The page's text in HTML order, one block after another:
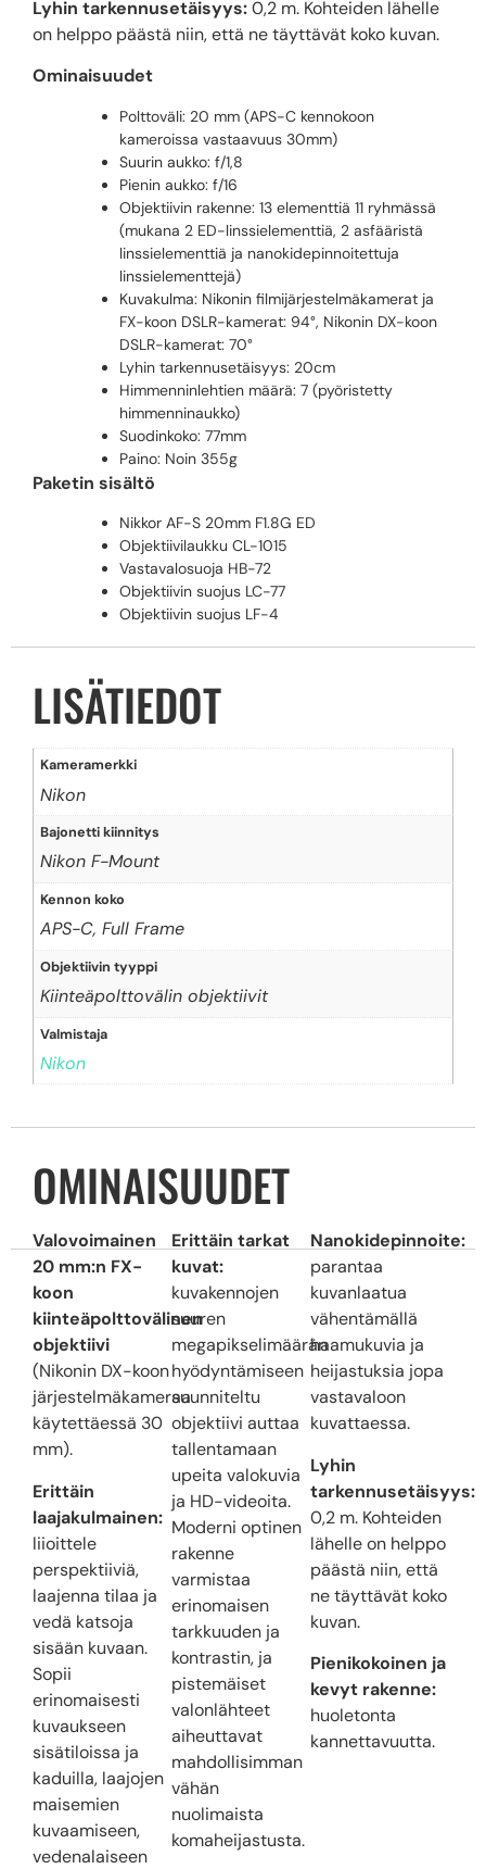
Lyhin tarkennusetäisyys:0,2 m. Kohteiden lähelle
on helppo päästä niin, että ne täyttävät koko kuvan.
Ominaisuudet
Polttoväli: 20 mm (APS-C kennokoon
kameroissa vastaavuus 30mm)
Suurin aukko: f/1,8
Pienin aukko: f/16
Objektiivin rakenne: 13 elementtiä 11 ryhmässä
(mukana 2 ED-linssielementtiä, 2 asfääristä
linssielementtiä ja nanokidepinnoitettuja
linssielementtejä)
Kuvakulma: Nikonin filmijärjestelmäkamerat ja
FX-koon DSLR-kamerat: 94°, Nikonin DX-koon
DSLR-kamerat: 70°
Lyhin tarkennusetäisyys: 20cm
Himmenninlehtien määrä: 7 (pyöristetty
himmenninaukko)
Suodinkoko: 77mm
Paino: Noin 355g
Paketin sisältö
Nikkor AF-S 20mm F1.8G ED
Objektiivilaukku CL-1015
Vastavalosuoja HB-72
Objektiivin suojus LC-77
Objektiivin suojus LF-4
LISÄTIEDOT
Kameramerkki
Nikon
Bajonetti kiinnitys
Nikon F-Mount
Kennon koko
APS-C, Full Frame
Objektiivin tyyppi
Kiinteäpolttovälin objektiivit
Valmistaja
Nikon
OMINAISUUDET
Valovoimainen
20 mm:n FX-
koon
kiinteäpolttovälinen
objektiivi
(Nikonin DX-koon
järjestelmäkameraa
käytettäessä 30
mm).
Erittäin
laajakulmainen:
liioittele
perspektiiviä,
laajenna tilaa ja
vedä katsoja
sisään kuvaan.
Sopii
erinomaisesti
kuvaukseen
sisätiloissa ja
kaduilla, laajojen
maisemien
kuvaamiseen,
vedenalaiseen
Erittäin tarkat
kuvat:
kuvakennojen
suuren
megapikselimäärän
hyödyntämiseen
suunniteltu
objektiivi auttaa
tallentamaan
upeita valokuvia
ja HD-videoita.
Moderni optinen
rakenne
varmistaa
erinomaisen
tarkkuuden ja
kontrastin, ja
pistemäiset
valonlähteet
aiheuttavat
mahdollisimman
vähän
nuolimaista
komaheijastusta.
Nanokidepinnoite:
parantaa
kuvanlaatua
vähentämällä
haamukuvia ja
heijastuksia jopa
vastavaloon
kuvattaessa.
Lyhin
tarkennusetäisyys:
0,2 m. Kohteiden
lähelle on helppo
päästä niin, että
ne täyttävät koko
kuvan.
Pienikokoinen ja
kevyt rakenne:
huoletonta
kannettavuutta.